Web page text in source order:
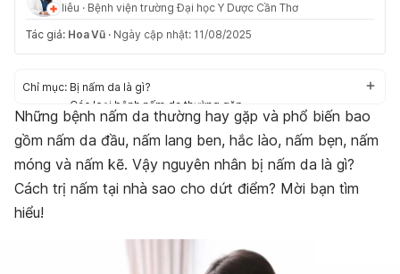
liễu · Bệnh viện trường Đại học Y Dược Cần Thơ
Tác giả: Hoa Vũ · Ngày cập nhật: 11/08/2025
Chỉ mục: Bị nấm da là gì?
Các loại bệnh nấm da thường gặp
Nguyên nhân bị nấm da
Cách trị nấm da tại nhà
Những bệnh nấm da thường hay gặp và phổ biến bao
gồm nấm da đầu, nấm lang ben, hắc lào, nấm bẹn, nấm
móng và nấm kẽ. Vậy nguyên nhân bị nấm da là gì?
Cách trị nấm tại nhà sao cho dứt điểm? Mời bạn tìm
hiểu!